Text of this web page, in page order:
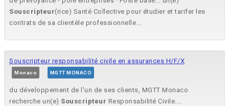
Souscripteur(rice) Santé Collective pour étudier et tarifer les
contrats de sa clientèle professionnelle...
Souscripteur responsabilité civile en assurances H/F/X
Monaco MGTT MONACO
du développement de l'un de ses clients, MGTT Monaco
recherche un(e) Souscripteur Responsabilité Civile....